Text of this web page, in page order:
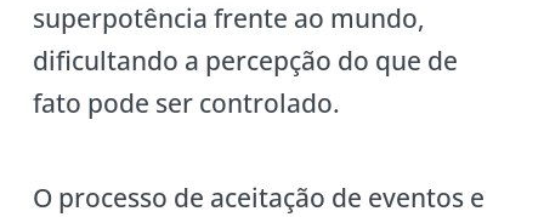
superpotência frente ao mundo,
dificultando a percepção do que de
fato pode ser controlado.
O processo de aceitação de eventos e